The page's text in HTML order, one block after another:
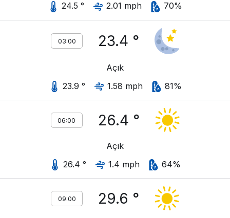
24.5 °
2.01 mph 70%
03:00 23.4 °
Açık
23.9 °
1.58 mph 81%
06:00 26.4 °
Açık
26.4 °
1.4 mph 64%
09:00 29.6 °